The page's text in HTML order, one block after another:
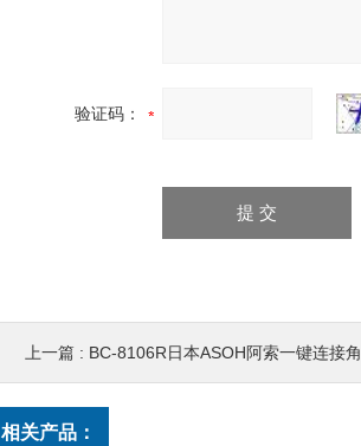
验证码：
上一篇 : BC-8106R日本ASOH阿索一键连接角型
相关产品：